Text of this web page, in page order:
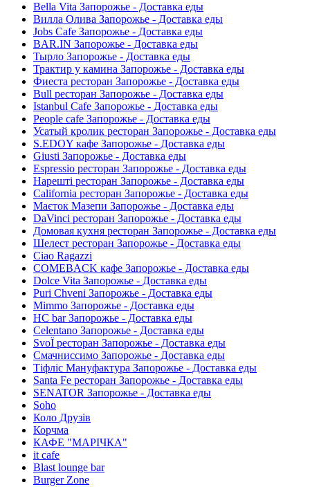
Bella Vita Запорожье - Доставка еды
Вилла Олива Запорожье - Доставка еды
Jobs Cafe Запорожье - Доставка еды
BAR.IN Запорожье - Доставка еды
Тырло Запорожье - Доставка еды
Трактир у камина Запорожье - Доставка еды
Фиеста ресторан Запорожье - Доставка еды
Bull ресторан Запорожье - Доставка еды
Istanbul Cafe Запорожье - Доставка еды
People cafe Запорожье - Доставка еды
Усатый кролик ресторан Запорожье - Доставка еды
S.EDOY кафе Запорожье - Доставка еды
Giusti Запорожье - Доставка еды
Espressio ресторан Запорожье - Доставка еды
Нарешті ресторан Запорожье - Доставка еды
California ресторан Запорожье - Доставка еды
Маєток Мазепи Запорожье - Доставка еды
DaVinci ресторан Запорожье - Доставка еды
Домовая кухня ресторан Запорожье - Доставка еды
Шелест ресторан Запорожье - Доставка еды
Ciao Ragazzi
COMEBACK кафе Запорожье - Доставка еды
Dolce Vita Запорожье - Доставка еды
Puri Chveni Запорожье - Доставка еды
Mimmo Запорожье - Доставка еды
HC bar Запорожье - Доставка еды
Celentano Запорожье - Доставка еды
SvoЇ ресторан Запорожье - Доставка еды
Смачниссимо Запорожье - Доставка еды
Тіфліс Мануфактура Запорожье - Доставка еды
Santa Fe ресторан Запорожье - Доставка еды
SENATOR Запорожье - Доставка еды
Soho
Коло Друзів
Корчма
КАФЕ "МАРІЧКА"
it cafe
Blast lounge bar
Burger Zone